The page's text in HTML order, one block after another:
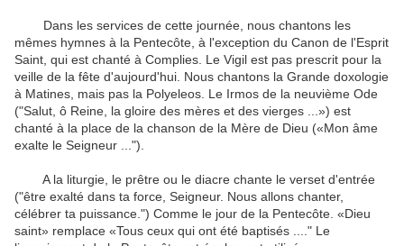
Dans les services de cette journée, nous chantons les
mêmes hymnes à la Pentecôte, à l'exception du Canon de l'Esprit
Saint, qui est chanté à Complies. Le Vigil est pas prescrit pour la
veille de la fête d'aujourd'hui. Nous chantons la Grande doxologie
à Matines, mais pas la Polyeleos. Le Irmos de la neuvième Ode
("Salut, ô Reine, la gloire des mères et des vierges ...») est
chanté à la place de la chanson de la Mère de Dieu («Mon âme
exalte le Seigneur ...").
A la liturgie, le prêtre ou le diacre chante le verset d'entrée
("être exalté dans ta force, Seigneur. Nous allons chanter,
célébrer ta puissance.") Comme le jour de la Pentecôte. «Dieu
saint» remplace «Tous ceux qui ont été baptisés ...." Le